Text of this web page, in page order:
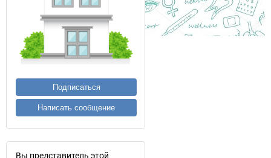
Подписаться
Написать сообщение
Вы представитель этой